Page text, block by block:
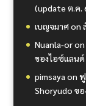
(update ต.ค.
เบญจมาศon
Nuanla-oron
ของไอซ์แลนด์
pimsaya on ฟู
Shoryudo ข